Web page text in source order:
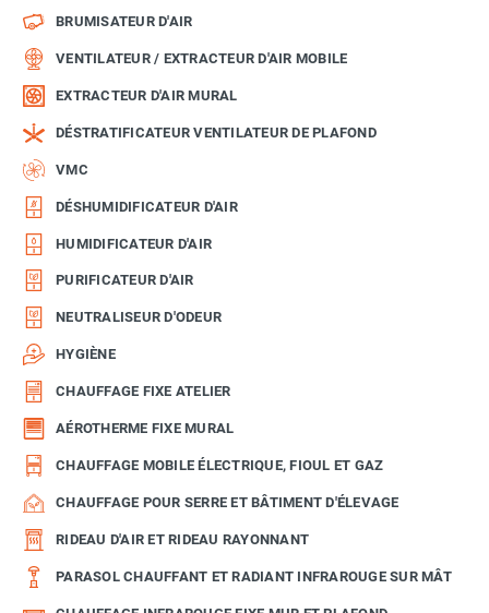
BRUMISATEUR D'AIR
VENTILATEUR / EXTRACTEUR D'AIR MOBILE
EXTRACTEUR D'AIR MURAL
DÉSTRATIFICATEUR VENTILATEUR DE PLAFOND
VMC
DÉSHUMIDIFICATEUR D'AIR
HUMIDIFICATEUR D'AIR
PURIFICATEUR D'AIR
NEUTRALISEUR D'ODEUR
HYGIÈNE
CHAUFFAGE FIXE ATELIER
AÉROTHERME FIXE MURAL
CHAUFFAGE MOBILE ÉLECTRIQUE, FIOUL ET GAZ
CHAUFFAGE POUR SERRE ET BÂTIMENT D'ÉLEVAGE
RIDEAU D'AIR ET RIDEAU RAYONNANT
PARASOL CHAUFFANT ET RADIANT INFRAROUGE SUR MÂT